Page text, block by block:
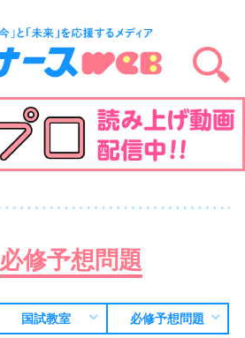
必修予想問題
国試教室 必修予想問題